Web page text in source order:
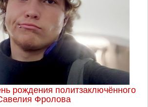
рождения политзаключённого
Фролова